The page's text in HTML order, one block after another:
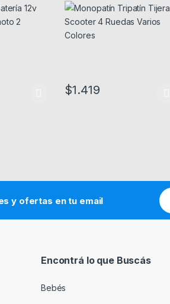
$1.419
y ofertas en tu email
Encontrá lo que Buscás
Bebés